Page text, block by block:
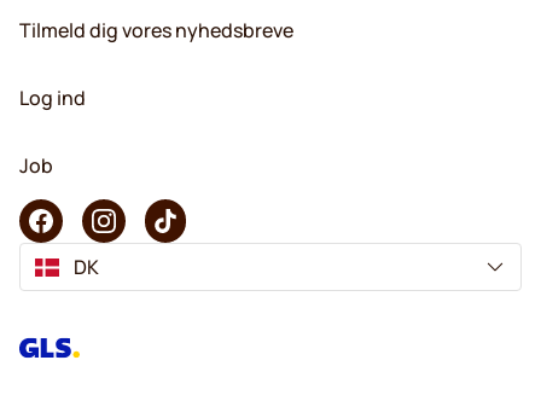
Tilmeld dig vores nyhedsbreve
Log ind
Job
DK